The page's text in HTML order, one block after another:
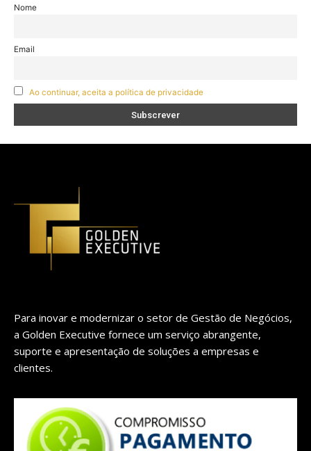
Nome
Email
Ao continuar, aceita a política de privacidade
Para inovar e modernizar o setor de Gestão de Negócios,
a Golden Executive fornece um serviço abrangente,
suporte e apresentação de soluções a empresas e
clientes.